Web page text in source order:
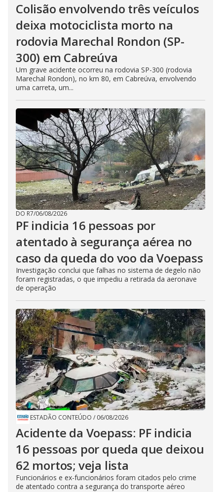
Colisão envolvendo três veículos
deixa motociclista morto na
rodovia Marechal Rondon (SP-
300) em Cabreúva
Um grave acidente ocorreu na rodovia SP-300 (rodovia
Marechal Rondon), no km 80, em Cabreúva, envolvendo
uma carreta, um...
DO R7/06/08/2026
PF indicia 16 pessoas por
atentado à segurança aérea no
caso da queda do voo da Voepass
Investigação conclui que falhas no sistema de degelo não
foram registradas, o que impediu a retirada da aeronave
de operação
ESTADÃO CONTEÚDO / 06/08/2026
Acidente da Voepass: PF indicia
16 pessoas por queda que deixou
62 mortos; veja lista
Funcionários e ex-funcionários foram citados pelo crime
de atentado contra a segurança do transporte aéreo